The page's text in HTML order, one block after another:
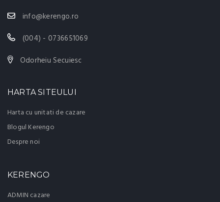
info@kerengo.ro
(004) - 0736651069
Odorheiu Secuiesc
HARTA SITEULUI
Harta cu unitati de cazare
Blogul Kerengo
Despre noi
KERENGO
ADMIN cazare